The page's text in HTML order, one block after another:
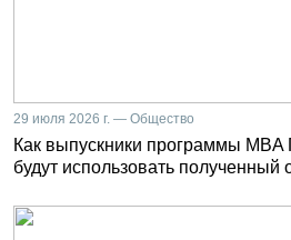
29 июля 2026 г. — Общество
Как выпускники программы MBA
будут использовать полученный